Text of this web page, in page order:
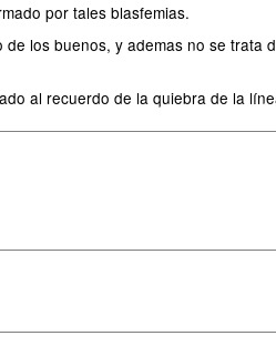
por tales blasfemias.
los buenos, y ademas no se trata
al recuerdo de la quiebra de la